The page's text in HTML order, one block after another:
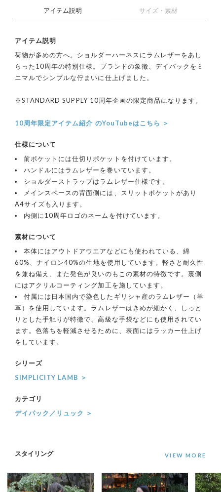
アイテム説明 サイズ・素材
アイテム説明
荷物が多めの方へ。ショルダーハーネスにラムレザーをあし
らった10周年の特別仕様。ブランドの象徴、デイパックをミ
ニマルでシンプルな佇まいに仕上げました。
※STANDARD SUPPLY 10周年企画の限定商品になります。
10周年限定アイテム紹介 のYouTubeはこちら ＞
仕様について
前ポケットには仕切りポケットを付けています。
ハンドルにはラムレザーを巻いています。
ショルダーストラップはラムレザー仕様です。
メインスペースの背面側には、スリットポケットがあり
A4サイズも入ります。
内側に10周年ロゴのネームを付けています。
素材について
本体にはアウトドアウエアなどにも使われている、綿
60%、ナイロン40%の生地を使用しています。軽さと耐久性
を兼ね備え、また発色が良いのもこの素材の特徴です。裏側
にはアクリルコーティング加工を施しています。
付属には日本国内で染色したギリシャ産のラムレザー（羊
革）を使用しています。ラムレザーはきめが細かく、しっと
りとした手触りが特徴で、高級な手袋などにも使用されてい
ます。色落ちを軽減させるために、表面にはラッカー仕上げ
をしています。
シリーズ
SIMPLICITY LAMB ＞
カテゴリ
デイパック／リュック ＞
スタイリング